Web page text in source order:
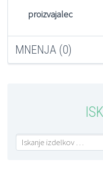
proizvajalec
MNENJA (0)